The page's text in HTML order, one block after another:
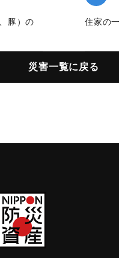
豚）の
住家の
｜固有コ
災害一覧に戻る